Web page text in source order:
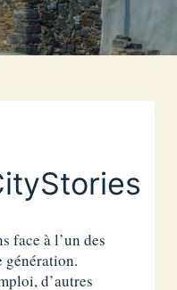
face à l’un des
génération.
d’autres